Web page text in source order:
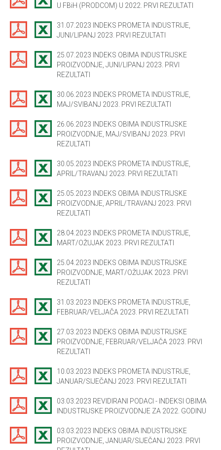
U FBiH (PRODCOM) U 2022. PRVI REZULTATI
31.07.2023 INDEKS PROMETA INDUSTRIJE,
JUNI/LIPANJ 2023. PRVI REZULTATI
25.07.2023 INDEKS OBIMA INDUSTRIJSKE
PROIZVODNJE, JUNI/LIPANJ 2023. PRVI
REZULTATI
30.06.2023 INDEKS PROMETA INDUSTRIJE,
MAJ/SVIBANJ 2023. PRVI REZULTATI
26.06.2023 INDEKS OBIMA INDUSTRIJSKE
PROIZVODNJE, MAJ/SVIBANJ 2023. PRVI
REZULTATI
30.05.2023 INDEKS PROMETA INDUSTRIJE,
APRIL/TRAVANJ 2023. PRVI REZULTATI
25.05.2023 INDEKS OBIMA INDUSTRIJSKE
PROIZVODNJE, APRIL/TRAVANJ 2023. PRVI
REZULTATI
28.04.2023 INDEKS PROMETA INDUSTRIJE,
MART/OŽUJAK 2023. PRVI REZULTATI
25.04.2023 INDEKS OBIMA INDUSTRIJSKE
PROIZVODNJE, MART/OŽUJAK 2023. PRVI
REZULTATI
31.03.2023 INDEKS PROMETA INDUSTRIJE,
FEBRUAR/VELJAČA 2023. PRVI REZULTATI
27.03.2023 INDEKS OBIMA INDUSTRIJSKE
PROIZVODNJE, FEBRUAR/VELJAČA 2023. PRVI
REZULTATI
10.03.2023 INDEKS PROMETA INDUSTRIJE,
JANUAR/SIJEČANJ 2023. PRVI REZULTATI
03.03.2023 REVIDIRANI PODACI - INDEKSI OBIMA
INDUSTRIJSKE PROIZVODNJE ZA 2022. GODINU
03.03.2023 INDEKS OBIMA INDUSTRIJSKE
PROIZVODNJE, JANUAR/SIJEČANJ 2023. PRVI